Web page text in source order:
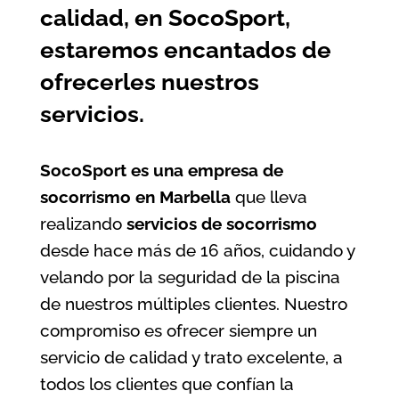
calidad, en SocoSport,
estaremos encantados de
ofrecerles nuestros
servicios.
SocoSport es una empresa de
socorrismo en Marbella que lleva
realizando servicios de socorrismo
desde hace más de 16 años, cuidando y
velando por la seguridad de la piscina
de nuestros múltiples clientes. Nuestro
compromiso es ofrecer siempre un
servicio de calidad y trato excelente, a
todos los clientes que confían la